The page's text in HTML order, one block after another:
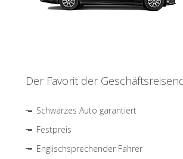
Der Favorit der
Schwarzes Auto garantiert
Festpreis
Englischsprechender Fahrer